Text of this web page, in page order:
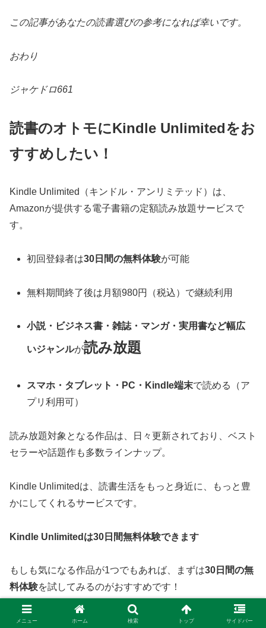
この記事があなたの読書選びの参考になれば幸いです。
おわり
ジャケドロ661
読書のオトモにKindle Unlimitedをお
すすめしたい！
Kindle Unlimited（キンドル・アンリミテッド）は、
Amazonが提供する電子書籍の定額読み放題サービスで
す。
初回登録者は30日間の無料体験が可能
無料期間終了後は月額980円（税込）で継続利用
小説・ビジネス書・雑誌・マンガ・実用書など幅広
いジャンルが読み放題
スマホ・タブレット・PC・Kindle端末で読める（ア
プリ利用可）
読み放題対象となる作品は、日々更新されており、ベスト
セラーや話題作も多数ラインナップ。
Kindle Unlimitedは、読書生活をもっと身近に、もっと豊
かにしてくれるサービスです。
Kindle Unlimitedは30日間無料体験できます
もしも気になる作品が1つでもあれば、まずは30日間の無
料体験を試してみるのがおすすめです！
スマホやタブレットが手元にあれば、すぐに読書の時間が
始められますよ！
メニュー ホーム 検索 トップ サイドバー